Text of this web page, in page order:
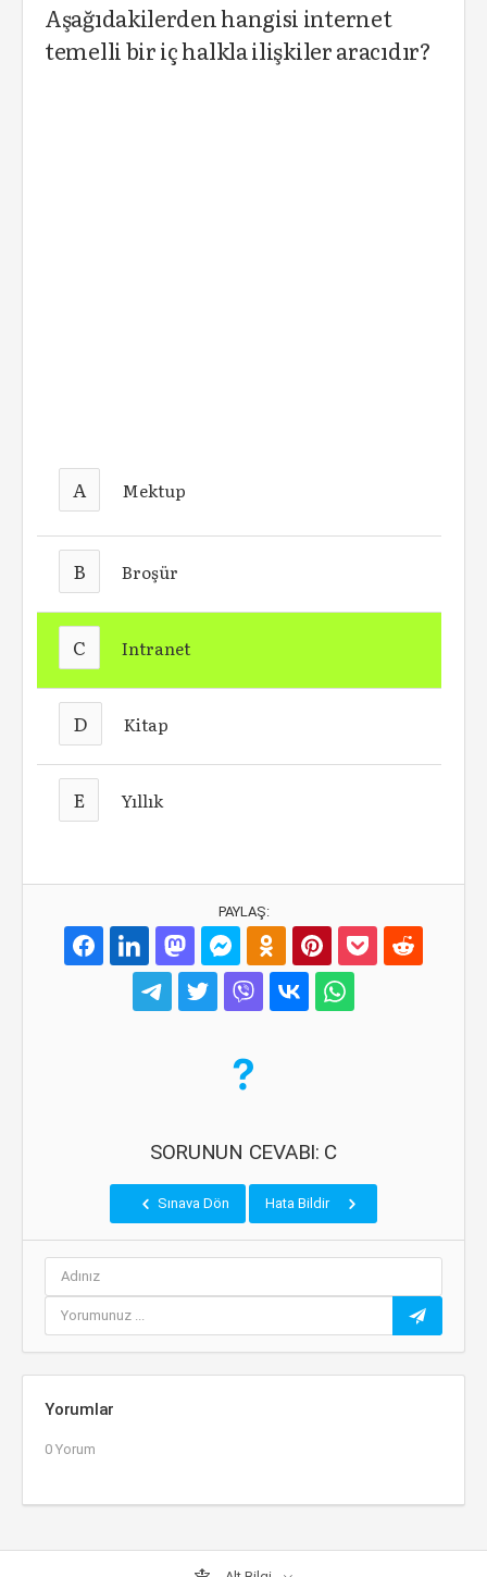
Aşağıdakilerden hangisi internet
temelli bir iç halkla ilişkiler aracıdır?
A Mektup
B Broşür
C Intranet
D Kitap
E Yıllık
PAYLAŞ:
SORUNUN CEVABI: C
Sınava Dön Hata Bildir
Yorumlar
0 Yorum